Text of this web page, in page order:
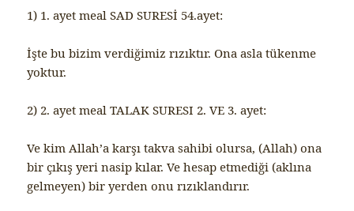
1) 1. ayet meal SAD SURESİ 54.ayet:
İşte bu bizim verdiğimiz rızıktır. Ona asla tükenme
yoktur.
2) 2. ayet meal TALAK SURESI 2. VE 3. ayet:
Ve kim Allah’a karşı takva sahibi olursa, (Allah) ona
bir çıkış yeri nasip kılar. Ve hesap etmediği (aklına
gelmeyen) bir yerden onu rızıklandırır.